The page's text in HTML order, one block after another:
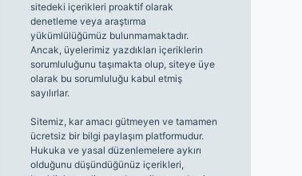
sitedeki içerikleri proaktif olarak
denetleme veya araştırma
yükümlülüğümüz bulunmamaktadır.
Ancak, üyelerimiz yazdıkları içeriklerin
sorumluluğunu taşımakta olup, siteye üye
olarak bu sorumluluğu kabul etmiş
sayılırlar.
Sitemiz, kar amacı gütmeyen ve tamamen
ücretsiz bir bilgi paylaşım platformudur.
Hukuka ve yasal düzenlemelere aykırı
olduğunu düşündüğünüz içerikleri,